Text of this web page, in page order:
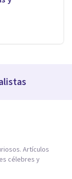
Artículos
célebres y